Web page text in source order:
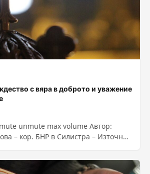
с вяра в доброто и уважение
unmute max volume Автор:
– кор. БНР в Силистра – Източник
dobroto-i-uvajenie-kam-tradiciite